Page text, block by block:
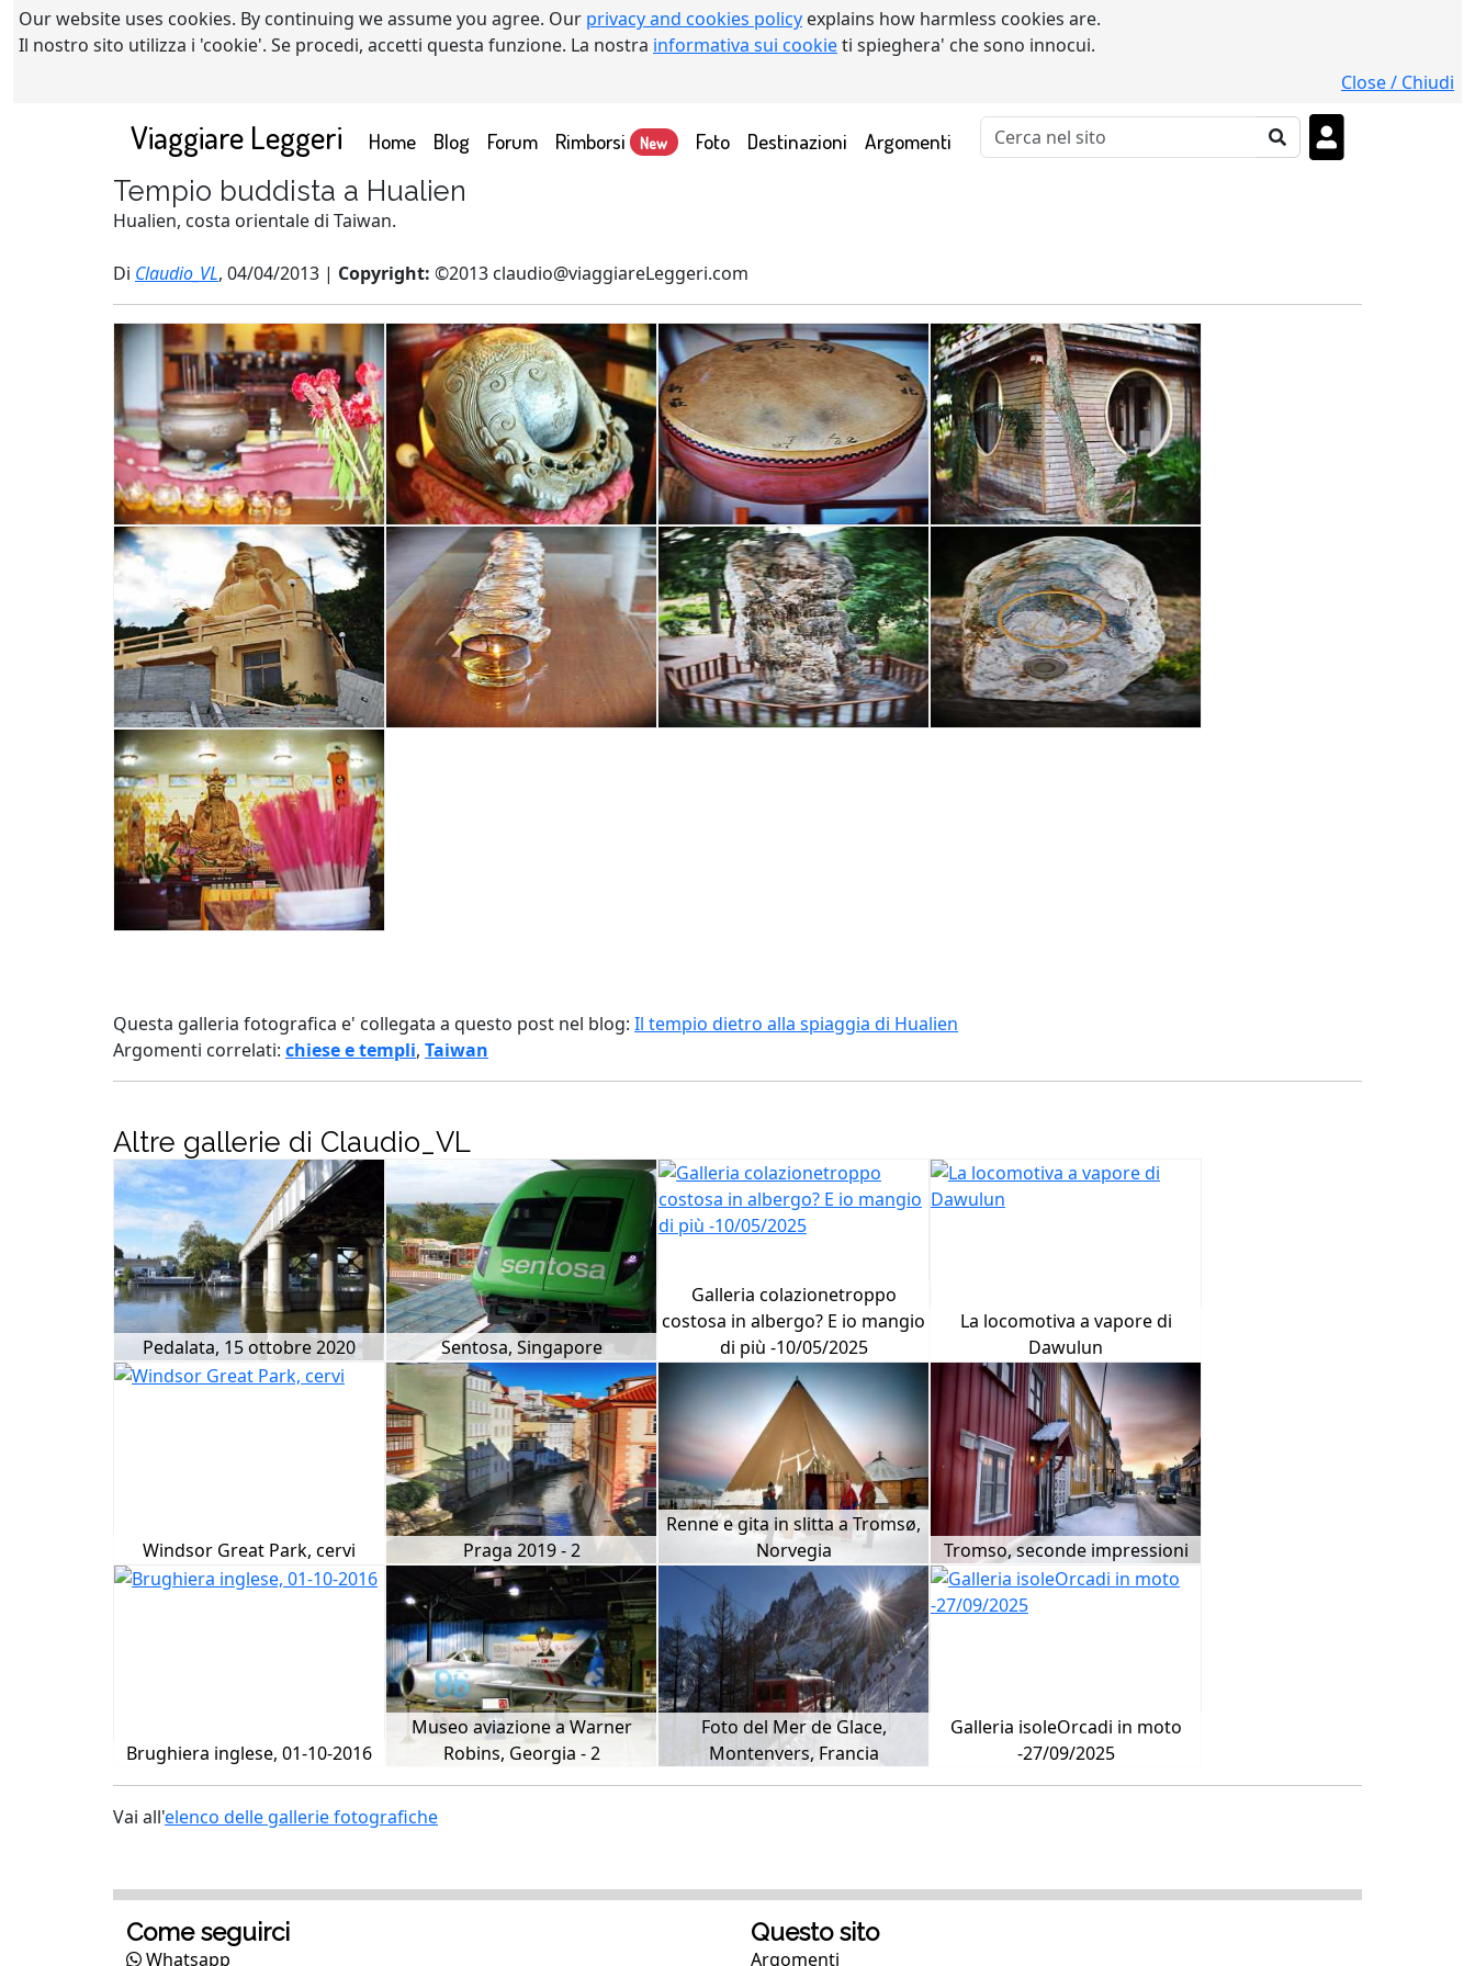
Our website uses cookies. By continuing we assume you agree. Our privacy and cookies policy explains how harmless cookies are.
Il nostro sito utilizza i 'cookie'. Se procedi, accetti questa funzione. La nostra informativa sui cookieti spieghera' che sono innocui.
Close / Chiudi
Viaggiare Leggeri Home(current)
Blog Forum Rimborsi New Foto Destinazioni Argomenti
Tempio buddista a Hualien
Hualien, costa orientale di Taiwan.
Di Claudio_VL, 04/04/2013 | Copyright: ©2013 claudio@viaggiareLeggeri.com
Questa galleria fotografica e' collegata a questo post nel blog: Il tempio dietro alla spiaggia di Hualien
Argomenti correlati: chiese e templi, Taiwan
Altre gallerie di Claudio_VL
Pedalata, 15 ottobre 2020 Sentosa, Singapore
Galleria colazionetroppo
costosa in albergo? E io mangio
di più -10/05/2025
La locomotiva a vapore di
Dawulun
Windsor Great Park, cervi Praga 2019 - 2
Renne e gita in slitta a Tromsø,
Norvegia
Tromso, seconde impressioni
Brughiera inglese, 01-10-2016
Museo aviazione a Warner
Robins, Georgia - 2
Foto del Mer de Glace,
Montenvers, Francia
Galleria isoleOrcadi in moto
-27/09/2025
Vai all'elenco delle gallerie fotografiche
Come seguirci
Whatsapp
Questo sito
Argomenti